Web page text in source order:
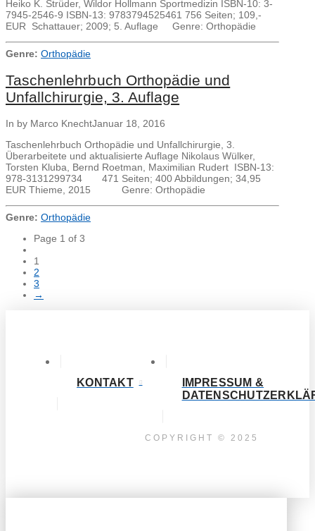
Heiko K. Strüder, Wildor Hollmann Sportmedizin ISBN-10: 3-
7945-2546-9 ISBN-13: 9783794525461 756 Seiten; 109,-
EUR Schattauer; 2009; 5. Auflage Genre: Orthopädie
Genre: Orthopädie
Taschenlehrbuch Orthopädie und
Unfallchirurgie, 3. Auflage
In by Marco KnechtJanuar 18, 2016
Taschenlehrbuch Orthopädie und Unfallchirurgie, 3.
Überarbeitete und aktualisierte Auflage Nikolaus Wülker,
Torsten Kluba, Bernd Roetman, Maximilian Rudert ISBN-13:
978-3131299734 471 Seiten; 400 Abbildungen; 34,95
EUR Thieme, 2015 Genre: Orthopädie
Genre: Orthopädie
Page 1 of 3
1
2
3
→
KONTAKT
IMPRESSUM &
COPYRIGHT © 2025